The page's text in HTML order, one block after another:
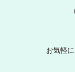
お気軽